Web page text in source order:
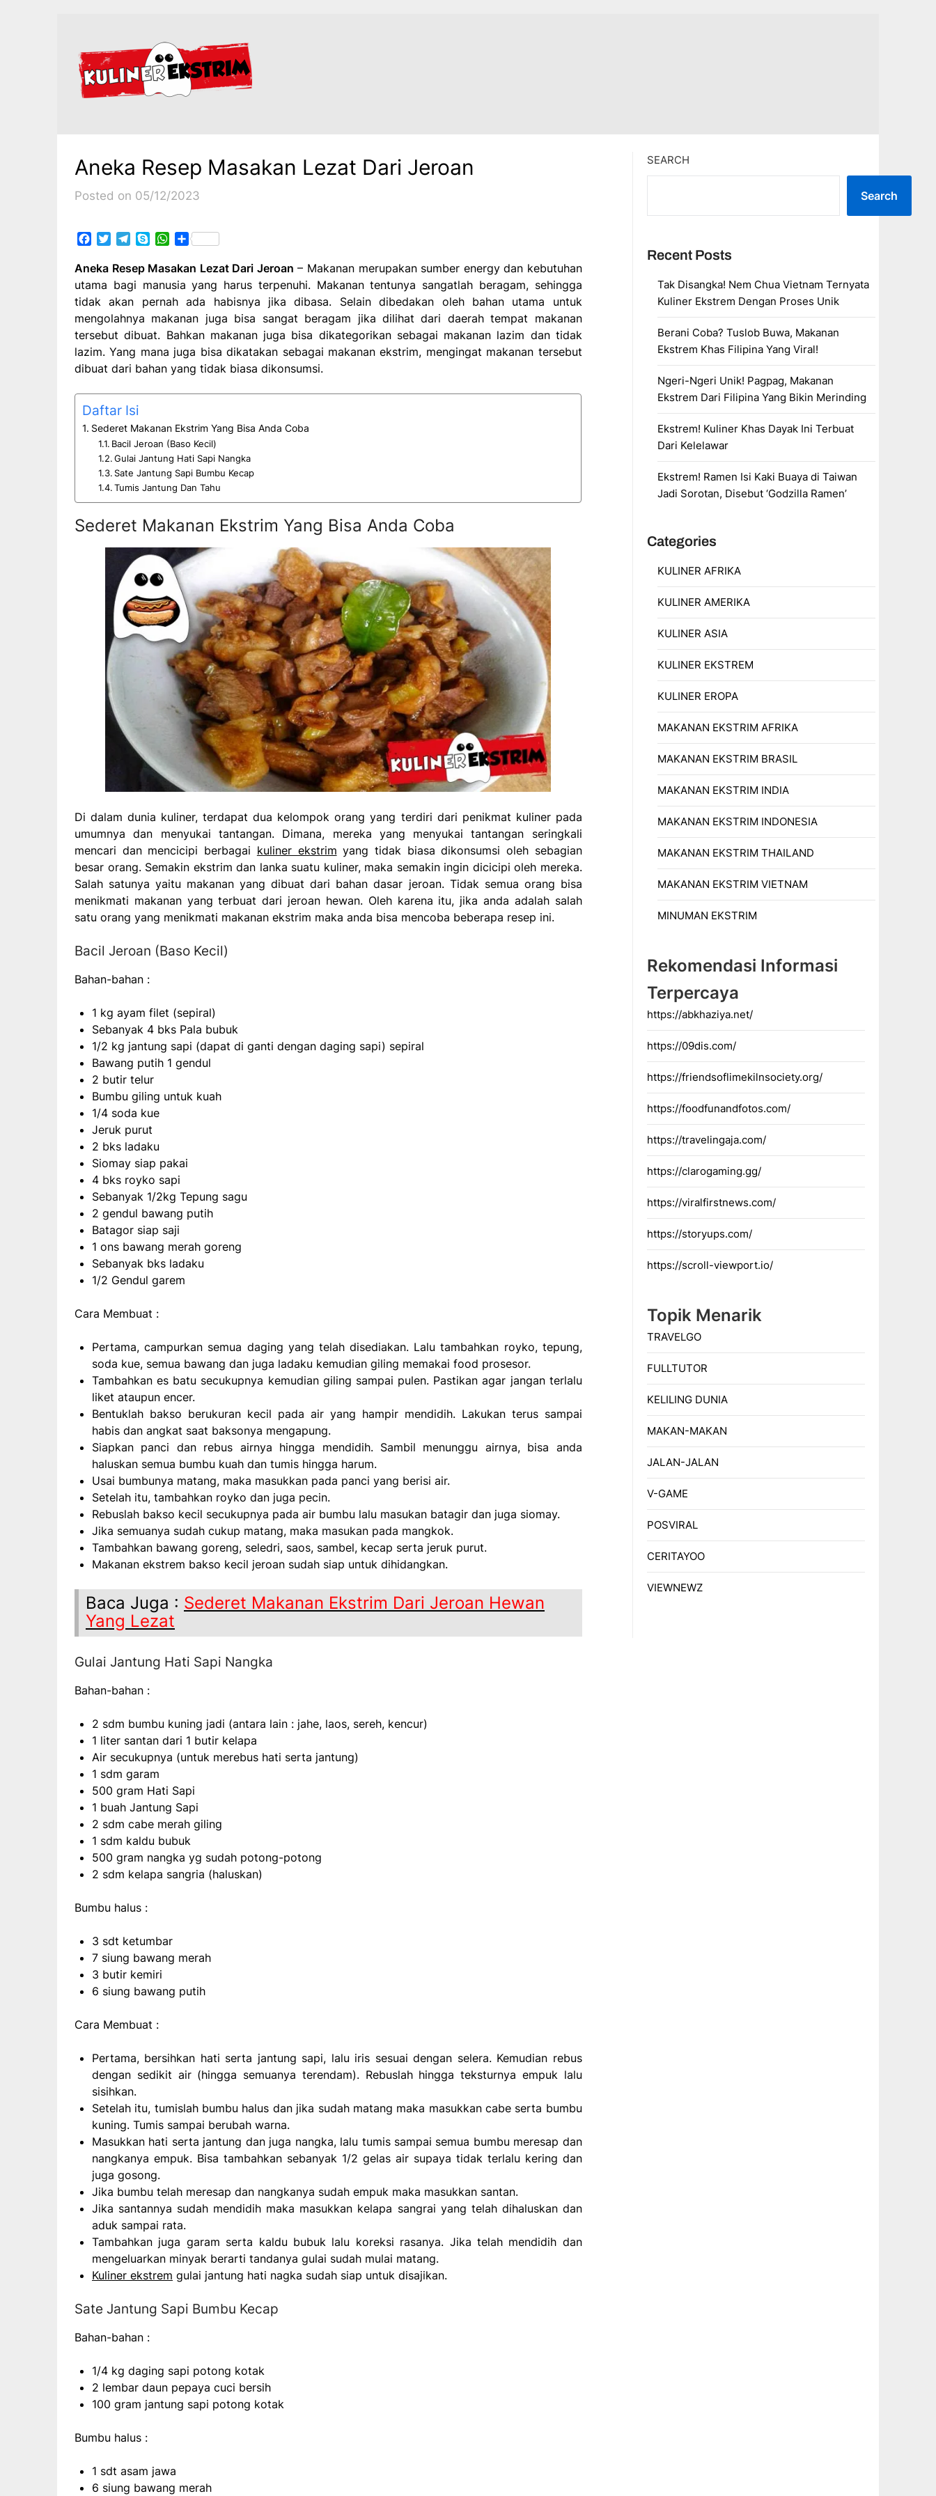
Aneka Resep Masakan Lezat Dari Jeroan
Posted on 05/12/2023
Facebook
TwitterTelegram
SkypeWhatsApp
Share
Aneka Resep Masakan Lezat Dari Jeroan – Makanan merupakan sumber energy dan kebutuhan
utama bagi manusia yang harus terpenuhi. Makanan tentunya sangatlah beragam, sehingga
tidak akan pernah ada habisnya jika dibasa. Selain dibedakan oleh bahan utama untuk
mengolahnya makanan juga bisa sangat beragam jika dilihat dari daerah tempat makanan
tersebut dibuat. Bahkan makanan juga bisa dikategorikan sebagai makanan lazim dan tidak
lazim. Yang mana juga bisa dikatakan sebagai makanan ekstrim, mengingat makanan tersebut
dibuat dari bahan yang tidak biasa dikonsumsi.
Daftar Isi
Sederet Makanan Ekstrim Yang Bisa Anda Coba
Bacil Jeroan (Baso Kecil)
Gulai Jantung Hati Sapi Nangka
Sate Jantung Sapi Bumbu Kecap
Tumis Jantung Dan Tahu
Sederet Makanan Ekstrim Yang Bisa Anda Coba
Di dalam dunia kuliner, terdapat dua kelompok orang yang terdiri dari penikmat kuliner pada
umumnya dan menyukai tantangan. Dimana, mereka yang menyukai tantangan seringkali
mencari dan mencicipi berbagai kuliner ekstrim yang tidak biasa dikonsumsi oleh sebagian
besar orang. Semakin ekstrim dan lanka suatu kuliner, maka semakin ingin dicicipi oleh mereka.
Salah satunya yaitu makanan yang dibuat dari bahan dasar jeroan. Tidak semua orang bisa
menikmati makanan yang terbuat dari jeroan hewan. Oleh karena itu, jika anda adalah salah
satu orang yang menikmati makanan ekstrim maka anda bisa mencoba beberapa resep ini.
Bacil Jeroan (Baso Kecil)
Bahan-bahan :
1 kg ayam filet (sepiral)
Sebanyak 4 bks Pala bubuk
1/2 kg jantung sapi (dapat di ganti dengan daging sapi) sepiral
Bawang putih 1 gendul
2 butir telur
Bumbu giling untuk kuah
1/4 soda kue
Jeruk purut
2 bks ladaku
Siomay siap pakai
4 bks royko sapi
Sebanyak 1/2kg Tepung sagu
2 gendul bawang putih
Batagor siap saji
1 ons bawang merah goreng
Sebanyak bks ladaku
1/2 Gendul garem
Cara Membuat :
Pertama, campurkan semua daging yang telah disediakan. Lalu tambahkan royko, tepung,
soda kue, semua bawang dan juga ladaku kemudian giling memakai food prosesor.
Tambahkan es batu secukupnya kemudian giling sampai pulen. Pastikan agar jangan terlalu
liket ataupun encer.
Bentuklah bakso berukuran kecil pada air yang hampir mendidih. Lakukan terus sampai
habis dan angkat saat baksonya mengapung.
Siapkan panci dan rebus airnya hingga mendidih. Sambil menunggu airnya, bisa anda
haluskan semua bumbu kuah dan tumis hingga harum.
Usai bumbunya matang, maka masukkan pada panci yang berisi air.
Setelah itu, tambahkan royko dan juga pecin.
Rebuslah bakso kecil secukupnya pada air bumbu lalu masukan batagir dan juga siomay.
Jika semuanya sudah cukup matang, maka masukan pada mangkok.
Tambahkan bawang goreng, seledri, saos, sambel, kecap serta jeruk purut.
Makanan ekstrem bakso kecil jeroan sudah siap untuk dihidangkan.
Baca Juga : Sederet Makanan Ekstrim Dari Jeroan Hewan
Yang Lezat
Gulai Jantung Hati Sapi Nangka
Bahan-bahan :
2 sdm bumbu kuning jadi (antara lain : jahe, laos, sereh, kencur)
1 liter santan dari 1 butir kelapa
Air secukupnya (untuk merebus hati serta jantung)
1 sdm garam
500 gram Hati Sapi
1 buah Jantung Sapi
2 sdm cabe merah giling
1 sdm kaldu bubuk
500 gram nangka yg sudah potong-potong
2 sdm kelapa sangria (haluskan)
Bumbu halus :
3 sdt ketumbar
7 siung bawang merah
3 butir kemiri
6 siung bawang putih
Cara Membuat :
Pertama, bersihkan hati serta jantung sapi, lalu iris sesuai dengan selera. Kemudian rebus
dengan sedikit air (hingga semuanya terendam). Rebuslah hingga teksturnya empuk lalu
sisihkan.
Setelah itu, tumislah bumbu halus dan jika sudah matang maka masukkan cabe serta bumbu
kuning. Tumis sampai berubah warna.
Masukkan hati serta jantung dan juga nangka, lalu tumis sampai semua bumbu meresap dan
nangkanya empuk. Bisa tambahkan sebanyak 1/2 gelas air supaya tidak terlalu kering dan
juga gosong.
Jika bumbu telah meresap dan nangkanya sudah empuk maka masukkan santan.
Jika santannya sudah mendidih maka masukkan kelapa sangrai yang telah dihaluskan dan
aduk sampai rata.
Tambahkan juga garam serta kaldu bubuk lalu koreksi rasanya. Jika telah mendidih dan
mengeluarkan minyak berarti tandanya gulai sudah mulai matang.
Kuliner ekstrem gulai jantung hati nagka sudah siap untuk disajikan.
Sate Jantung Sapi Bumbu Kecap
Bahan-bahan :
1/4 kg daging sapi potong kotak
2 lembar daun pepaya cuci bersih
100 gram jantung sapi potong kotak
Bumbu halus :
1 sdt asam jawa
6 siung bawang merah
SEARCH
Search
Recent Posts
Tak Disangka! Nem Chua Vietnam Ternyata
Kuliner Ekstrem Dengan Proses Unik
Berani Coba? Tuslob Buwa, Makanan
Ekstrem Khas Filipina Yang Viral!
Ngeri-Ngeri Unik! Pagpag, Makanan
Ekstrem Dari Filipina Yang Bikin Merinding
Ekstrem! Kuliner Khas Dayak Ini Terbuat
Dari Kelelawar
Ekstrem! Ramen Isi Kaki Buaya di Taiwan
Jadi Sorotan, Disebut ‘Godzilla Ramen’
Categories
KULINER AFRIKA
KULINER AMERIKA
KULINER ASIA
KULINER EKSTREM
KULINER EROPA
MAKANAN EKSTRIM AFRIKA
MAKANAN EKSTRIM BRASIL
MAKANAN EKSTRIM INDIA
MAKANAN EKSTRIM INDONESIA
MAKANAN EKSTRIM THAILAND
MAKANAN EKSTRIM VIETNAM
MINUMAN EKSTRIM
Rekomendasi Informasi
Terpercaya
https://abkhaziya.net/
https://09dis.com/
https://friendsoflimekilnsociety.org/
https://foodfunandfotos.com/
https://travelingaja.com/
https://clarogaming.gg/
https://viralfirstnews.com/
https://storyups.com/
https://scroll-viewport.io/
Topik Menarik
TRAVELGO
FULLTUTOR
KELILING DUNIA
MAKAN-MAKAN
JALAN-JALAN
V-GAME
POSVIRAL
CERITAYOO
VIEWNEWZ